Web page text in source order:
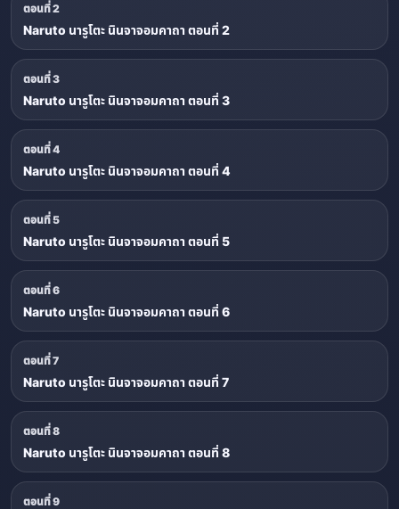
ตอนที่ 2
Naruto นารูโตะ นินจาจอมคาถา ตอนที่ 2
ตอนที่ 3
Naruto นารูโตะ นินจาจอมคาถา ตอนที่ 3
ตอนที่ 4
Naruto นารูโตะ นินจาจอมคาถา ตอนที่ 4
ตอนที่ 5
Naruto นารูโตะ นินจาจอมคาถา ตอนที่ 5
ตอนที่ 6
Naruto นารูโตะ นินจาจอมคาถา ตอนที่ 6
ตอนที่ 7
Naruto นารูโตะ นินจาจอมคาถา ตอนที่ 7
ตอนที่ 8
Naruto นารูโตะ นินจาจอมคาถา ตอนที่ 8
ตอนที่ 9